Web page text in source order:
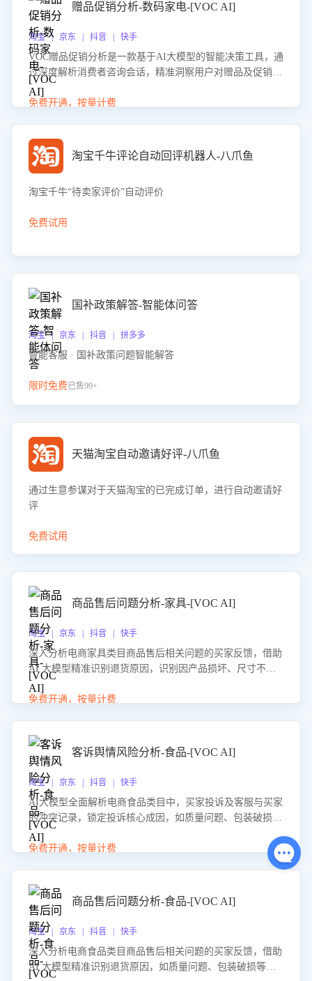
赠品促销分析-数码家电-[VOC AI]
淘宝 | 京东 | 抖音 | 快手
VOC赠品促销分析是一款基于AI大模型的智能决策工具，通
过深度解析消费者咨询会话，精准洞察用户对赠品及促销政
策的真实偏好与需求。该应用可识别高吸引力赠品和热门促
销诉求，帮助企业制定个性化赠品组合策略，优化资源投放
免费开通，按量计费
淘宝千牛评论自动回评机器人-八爪鱼
淘宝千牛“待卖家评价”自动评价
免费试用
国补政策解答-智能体问答
淘宝 | 京东 | 抖音 | 拼多多
智能客服 · 国补政策问题智能解答
限时免费已售99+
天猫淘宝自动邀请好评-八爪鱼
通过生意参谋对于天猫淘宝的已完成订单，进行自动邀请好
评
免费试用
商品售后问题分析-家具-[VOC AI]
淘宝 | 京东 | 抖音 | 快手
深入分析电商家具类目商品售后相关问题的买家反馈，借助
AI 大模型精准识别退货原因，识别因产品损坏、尺寸不符
等导致的退货原因，给出全方位优化产品与服务的建议，助
力商家优化产品或服务，实现销售额的显著提升。
免费开通，按量计费
客诉舆情风险分析-食品-[VOC AI]
淘宝 | 京东 | 抖音 | 快手
AI大模型全面解析电商食品类目中，买家投诉及客服与买家
的冲突记录，锁定投诉核心成因，如质量问题、包装破损
等。同时，评估客服处理效果，生成优化策略，助力商家前
置差评防控，提升客户满意度。
免费开通，按量计费
商品售后问题分析-食品-[VOC AI]
淘宝 | 京东 | 抖音 | 快手
深入分析电商食品类目商品售后相关问题的买家反馈，借助
AI 大模型精准识别退货原因，如质量问题、包装破损等，